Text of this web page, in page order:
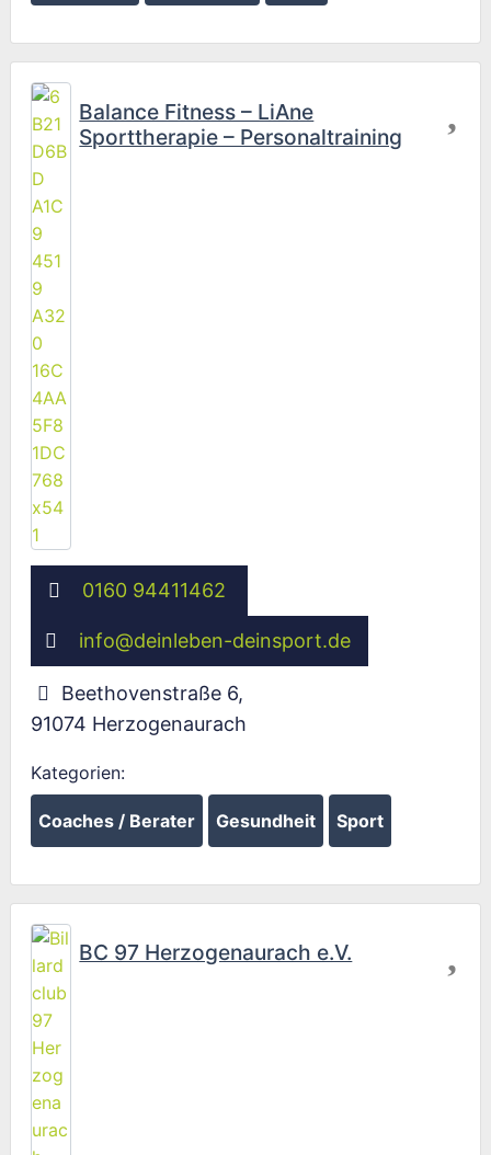
Balance Fitness – LiAne
Sporttherapie – Personaltraining
0160 94411462
info@deinleben-deinsport.de
Beethovenstraße 6,
91074 Herzogenaurach
Kategorien:
Coaches / Berater Gesundheit Sport
BC 97 Herzogenaurach e.V.